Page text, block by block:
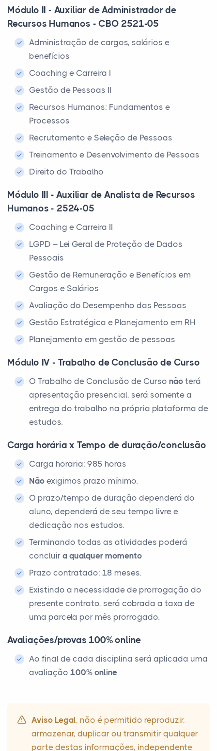
Módulo II - Auxiliar de Administrador de
Recursos Humanos - CBO 2521-05
Administração de cargos, salários e
benefícios
Coaching e Carreira I
Gestão de Pessoas II
Recursos Humanos: Fundamentos e
Processos
Recrutamento e Seleção de Pessoas
Treinamento e Desenvolvimento de Pessoas
Direito do Trabalho
Módulo III - Auxiliar de Analista de Recursos
Humanos - 2524-05
Coaching e Carreira II
LGPD – Lei Geral de Proteção de Dados
Pessoais
Gestão de Remuneração e Benefícios em
Cargos e Salários
Avaliação do Desempenho das Pessoas
Gestão Estratégica e Planejamento em RH
Planejamento em gestão de pessoas
Módulo IV - Trabalho de Conclusão de Curso
O Trabalho de Conclusão de Curso não terá
apresentação presencial, será somente a
entrega do trabalho na própria plataforma de
estudos.
Carga horária x Tempo de duração/conclusão
Carga horaria: 985 horas
Não exigimos prazo mínimo.
O prazo/tempo de duração dependerá do
aluno, dependerá de seu tempo livre e
dedicação nos estudos.
Terminando todas as atividades poderá
concluir a qualquer momento
Prazo contratado: 18 meses.
Existindo a necessidade de prorrogação do
presente contrato, será cobrada a taxa de
uma parcela por mês prorrogado.
Avaliações/provas 100% online
Ao final de cada disciplina será aplicada uma
avaliação 100% online
Aviso Legal, não é permitido reproduzir,
armazenar, duplicar ou transmitir qualquer
parte destas informações, independente